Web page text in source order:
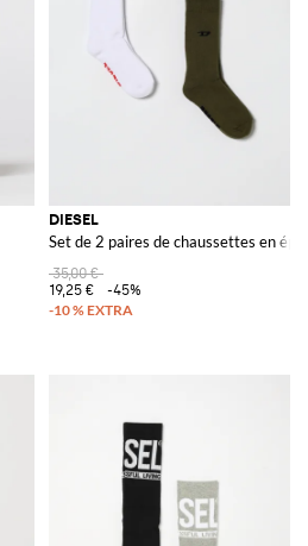
DIESEL
Set de 2 paires de chaussettes en
35,00 €
19,25 €
-45%